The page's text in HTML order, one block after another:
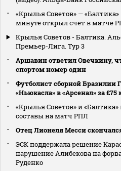
«Крылья Советов» —
минуте открыл счет в матче
Крылья Советов - Балтика.
Премьер-Лига. Тур 3
Аршавин ответил Овечкину,
спортом номер один
Футболист сборной Бразилии
«Ньюкасла» в «Арсенал» за £75
«Крылья Советов» и
составы на матч РПЛ
Отец Лионеля Месси
ЭСК поддержала решение
нарушение Алибекова на
Руденко